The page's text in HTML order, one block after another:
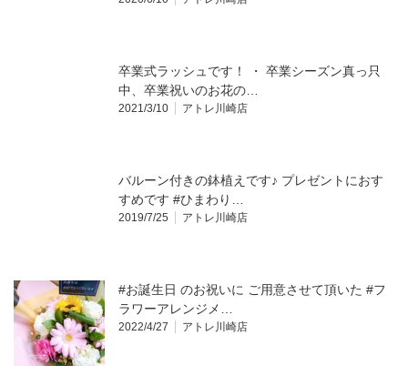
卒業式ラッシュです！ ・ 卒業シーズン真っ只
中、卒業祝いのお花の…
2021/3/10 アトレ川崎店
バルーン付きの鉢植えです♪ プレゼントにおす
すめです #ひまわり…
2019/7/25 アトレ川崎店
#お誕生日 のお祝いに ご用意させて頂いた #フ
ラワーアレンジメ…
2022/4/27 アトレ川崎店